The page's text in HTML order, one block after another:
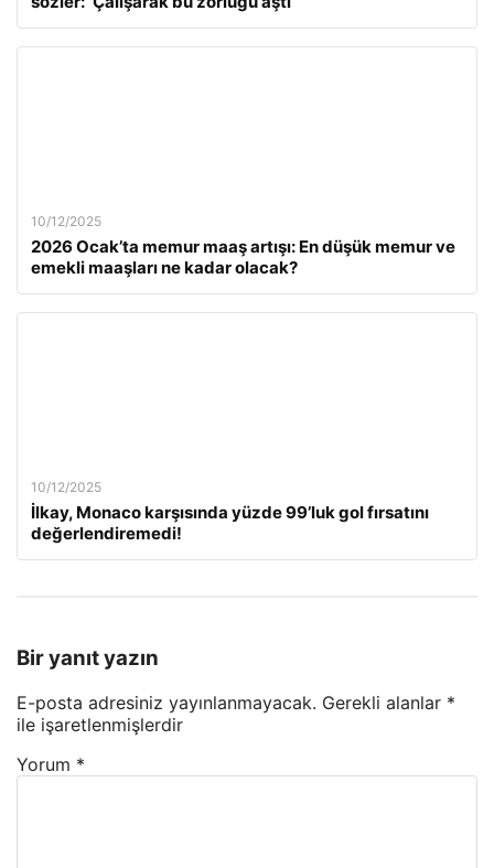
10/12/2025
2026 Ocak’ta memur maaş artışı: En düşük memur ve
emekli maaşları ne kadar olacak?
10/12/2025
İlkay, Monaco karşısında yüzde 99’luk gol fırsatını
değerlendiremedi!
Bir yanıt yazın
E-posta adresiniz yayınlanmayacak. Gerekli alanlar *
ile işaretlenmişlerdir
Yorum *